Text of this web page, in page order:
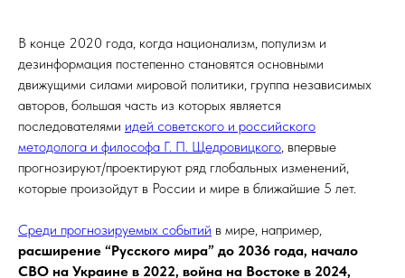
В конце 2020 года, когда национализм, популизм и
дезинформация постепенно становятся основными
движущими силами мировой политики, группа независимых
авторов, большая часть из которых является
последователями идей советского и российского
методолога и философа Г. П. Щедровицкого , впервые
прогнозируют/проектируют ряд глобальных изменений,
которые произойдут в России и мире в ближайшие 5 лет.
Среди прогнозируемых событий в мире, например,
расширение “Русского мира” до 2036 года, начало
СВО на Украине в 2022, война на Востоке в 2024,